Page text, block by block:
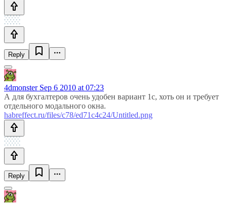
Reply
4dmonsterSep 6 2010 at 07:23
А для бухгалтеров очень удобен вариант 1с, хоть он и требует
отдельного модального окна.
habreffect.ru/files/c78/ed71c4c24/Untitled.png
Reply